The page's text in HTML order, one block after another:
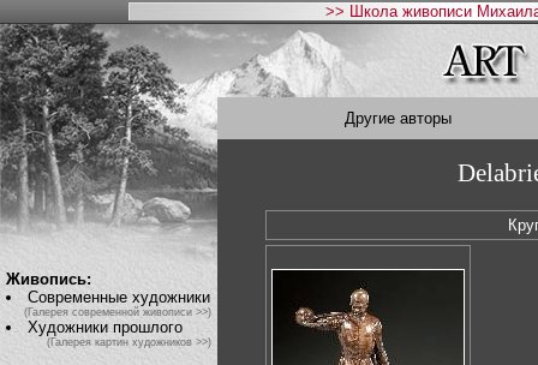
>> Школа живописи
Живопись:
Современные художники
(Галерея современной живописи >>)
Художники прошлого
(Галерея картин художников >>)
Другие авторы